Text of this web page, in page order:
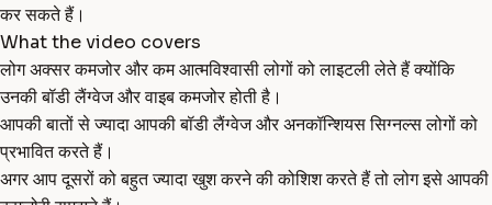
कर सकते हैं।
What the video covers
लोग अक्सर कमजोर और कम आत्मविश्वासी लोगों को लाइटली लेते हैं क्योंकि
उनकी बॉडी लैंग्वेज और वाइब कमजोर होती है।
आपकी बातों से ज्यादा आपकी बॉडी लैंग्वेज और अनकॉन्शियस सिग्नल्स लोगों को
प्रभावित करते हैं।
अगर आप दूसरों को बहुत ज्यादा खुश करने की कोशिश करते हैं तो लोग इसे आपकी